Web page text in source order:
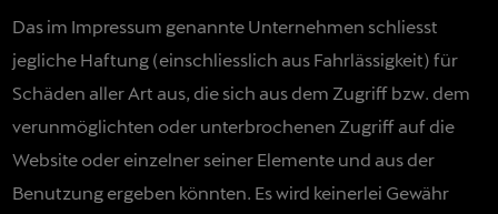
Das im Impressum genannte Unternehmen schliesst
jegliche Haftung (einschliesslich aus Fahrlässigkeit) für
Schäden aller Art aus, die sich aus dem Zugriff bzw. dem
verunmöglichten oder unterbrochenen Zugriff auf die
Website oder einzelner seiner Elemente und aus der
Benutzung ergeben könnten. Es wird keinerlei Gewähr